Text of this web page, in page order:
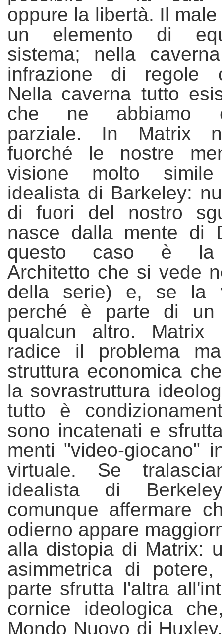
oppure la libertà. Il
un elemento di
sistema; nella
infrazione di regole
Nella caverna tutto
che ne abbiamo
parziale. In Matrix
fuorché le nostre
visione molto
idealista di Barkeley:
di fuori del nostro
nasce dalla mente di
questo caso è la
Architetto che si vede
della serie) e, se la
perché è parte di un
qualcun altro. Matrix
radice il problema
struttura economica
la sovrastruttura
tutto è
sono incatenati e
menti "video-giocano"
virtuale. Se
idealista di
comunque affermare
odierno appare
alla distopia di Matrix:
asimmetrica di
parte sfrutta l'altra
cornice ideologica
Mondo Nuovo di